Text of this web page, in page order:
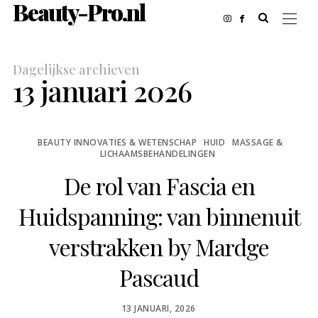
Beauty-Pro.nl
Dagelijkse archieven
13 januari 2026
BEAUTY INNOVATIES & WETENSCHAP HUID
MASSAGE &
LICHAAMSBEHANDELINGEN
De rol van Fascia en
Huidspanning: van binnenuit
verstrakken by Mardge
Pascaud
POSTED
13 JANUARI, 2026